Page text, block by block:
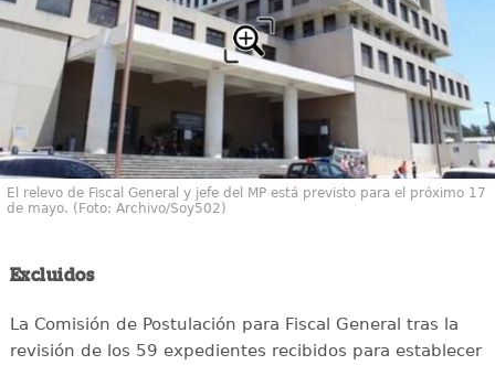
El relevo de Fiscal General y jefe del MP está previsto para el próximo 17
de mayo. (Foto: Archivo/Soy502)
Excluidos
La Comisión de Postulación para Fiscal General tras la
revisión de los 59 expedientes recibidos para establecer